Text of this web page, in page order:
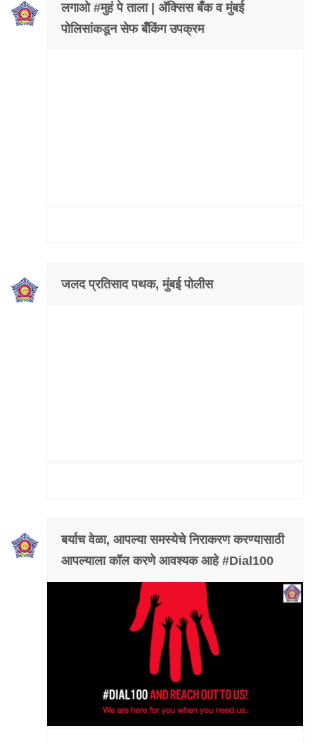
लगाओ #मुहं पे ताला | अ‍ॅक्सिस बँक व मुंबई
पोलिसांकडून सेफ बँकिंग उपक्रम
जलद प्रतिसाद पथक, मुंबई पोलीस
बर्याच वेळा, आपल्या समस्येचे निराकरण करण्यासाठी
आपल्याला कॉल करणे आवश्यक आहे #Dial100